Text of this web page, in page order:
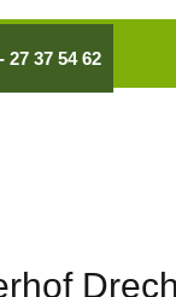
27 37 54 62